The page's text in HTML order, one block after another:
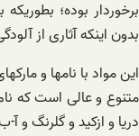
برخوردار بوده؛
بدون اینکه آثاری از
این مواد با نامها و
متنوع و عالی است که
دریا و ازکید و گلرنگ و